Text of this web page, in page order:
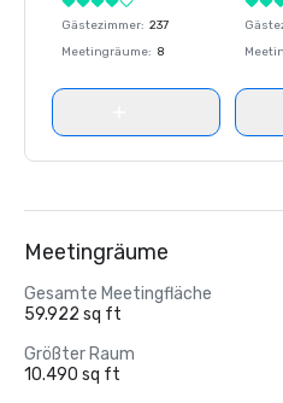
Gästezimmer: 237
Meetingräume: 8
Meetingräume
Gesamte Meetingfläche
59.922 sq ft
Größter Raum
10.490 sq ft